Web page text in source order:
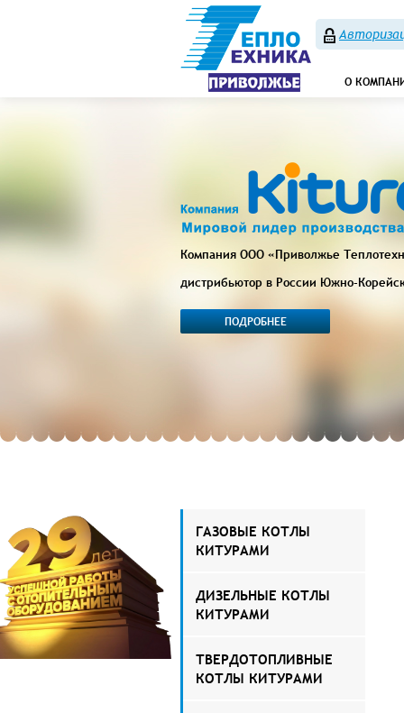
О
Компания ООО «Приволжье
дистрибьютор в России Южно-
ПОДРОБНЕЕ
ГАЗОВЫЕ КОТЛЫ
КИТУРАМИ
ДИЗЕЛЬНЫЕ КОТЛЫ
КИТУРАМИ
ТВЕРДОТОПЛИВНЫЕ
КОТЛЫ КИТУРАМИ